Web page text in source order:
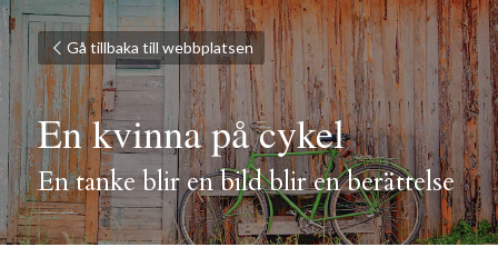
Gå tillbaka till webbplatsen
En kvinna på cykel
En tanke blir en bild blir en berättelse